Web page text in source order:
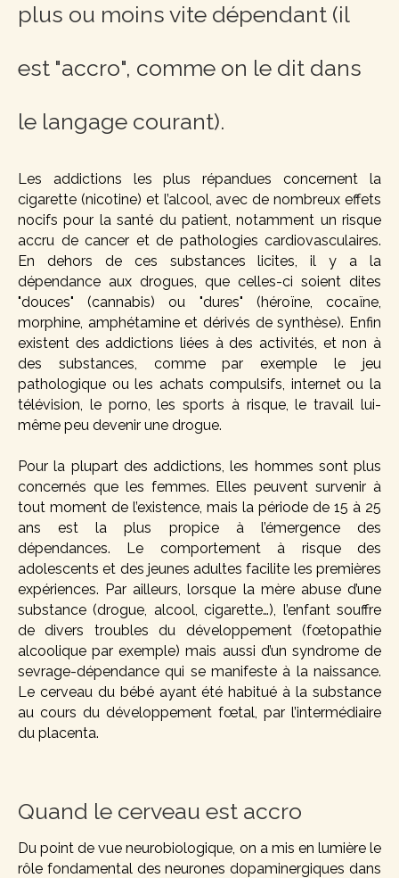
plus ou moins vite dépendant (il
est "accro", comme on le dit dans
le langage courant).
Les addictions les plus répandues concernent la
cigarette (nicotine) et l’alcool, avec de nombreux effets
nocifs pour la santé du patient, notamment un risque
accru de cancer et de pathologies cardiovasculaires.
En dehors de ces substances licites, il y a la
dépendance aux drogues, que celles-ci soient dites
"douces" (cannabis) ou "dures" (héroïne, cocaïne,
morphine, amphétamine et dérivés de synthèse). Enfin
existent des addictions liées à des activités, et non à
des substances, comme par exemple le jeu
pathologique ou les achats compulsifs, internet ou la
télévision, le porno, les sports à risque, le travail lui-
même peu devenir une drogue.
Pour la plupart des addictions, les hommes sont plus
concernés que les femmes. Elles peuvent survenir à
tout moment de l’existence, mais la période de 15 à 25
ans est la plus propice à l’émergence des
dépendances. Le comportement à risque des
adolescents et des jeunes adultes facilite les premières
expériences. Par ailleurs, lorsque la mère abuse d’une
substance (drogue, alcool, cigarette…), l’enfant souffre
de divers troubles du développement (fœtopathie
alcoolique par exemple) mais aussi d’un syndrome de
sevrage-dépendance qui se manifeste à la naissance.
Le cerveau du bébé ayant été habitué à la substance
au cours du développement fœtal, par l’intermédiaire
du placenta.
Quand le cerveau est accro
Du point de vue neurobiologique, on a mis en lumière le
rôle fondamental des neurones dopaminergiques dans